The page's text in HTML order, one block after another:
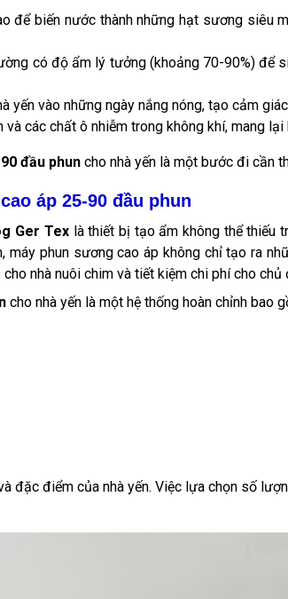
biến nước thành những hạt sương siêu
có độ ẩm lý tưởng (khoảng 70-90%) để
yến vào những ngày nắng nóng, tạo cảm
các chất ô nhiễm trong không khí, mang
đầu phun cho nhà yến là một bước đi cần
áp 25-90 đầu phun
Ger Tex là thiết bị tạo ẩm không thể thiếu
máy phun sương cao áp không chỉ tạo ra
nhà nuôi chim và tiết kiệm chi phí cho chủ
cho nhà yến là một hệ thống hoàn chỉnh bao
đặc điểm của nhà yến. Việc lựa chọn số